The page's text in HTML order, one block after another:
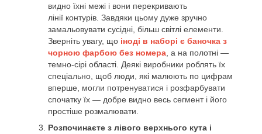
видно їхні межі і вони перекривають
лінії контурів. Завдяки цьому дуже зручно
замальовувати сусідні, більш світлі елементи.
Зверніть увагу, що іноді в наборі є баночка з
чорною фарбою без номера , а на полотні —
темно-сірі області. Деякі виробники роблять їх
спеціально, щоб люди, які малюють по цифрам
вперше, могли потренуватися і розфарбувати
спочатку їх — добре видно весь сегмент і його
простіше розмалювати.
Розпочинаєте з лівого верхнього кута і